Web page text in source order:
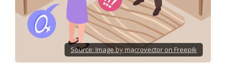
Source: Image by macrovector on Freepik